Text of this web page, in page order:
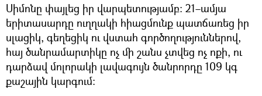
Սիմոնը փայլեց իր վարպետությամբ: 21–ամյա
երիտասարդը ուղղակի հիացմունք պատճառեց իր
սլացիկ, գեղեցիկ ու վստահ գործողություններով,
հայ ծանրամարտիկը ոչ մի շանս չտվեց ոչ ոքի, ու
դարձավ մոլորակի լավագույն ծանրորդը 109 կգ
քաշային կարգում: